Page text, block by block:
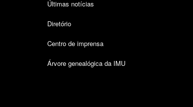
Últimas notícias
Diretório
Centro de imprensa
Árvore genealógica da IMU